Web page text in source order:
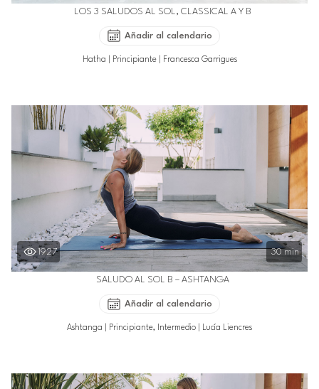
LOS 3 SALUDOS AL SOL, CLASSICAL A Y B
Añadir al calendario
Hatha Principiante Francesca Garrigues
1927 30 min
SALUDO AL SOL B – ASHTANGA
Añadir al calendario
Ashtanga Principiante, Intermedio Lucía Liencres